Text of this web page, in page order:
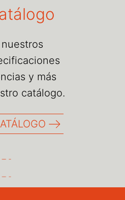
y más
catálogo.